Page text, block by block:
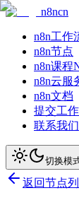
n8ncn
n8n工作
n8n节点
n8n课程
n8n云服
n8n文档
提交工
联系我们
切换模
返回节点